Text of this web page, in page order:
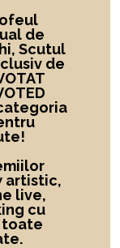
de
Scutul
de
artistic,
live,
cu
toate